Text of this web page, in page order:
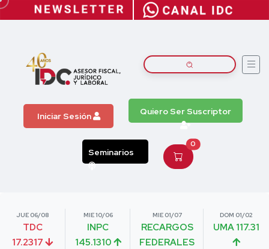
Iniciar Sesión Quiero Ser Suscriptor
Seminarios
0
JUE 06/08
TDC
17.2317
MIE 10/06
INPC
145.1310
MIE 01/07
RECARGOS
FEDERALES
DOM 01/02
UMA 117.31